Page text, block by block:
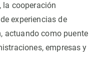
cooperación
experiencias de
actuando como puente
empresas y